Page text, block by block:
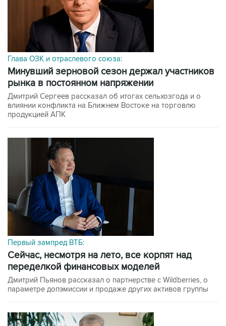
Глава ОЗК и отраслевого союза:
минувший зерновой сезон держал участников
рынка в постоянном напряжении
Дмитрий Сергеев рассказал об итогах сельхозгода и о
влиянии конфликта на Ближнем Востоке на торговлю
продукцией АПК
Первый зампред ВТБ:
сейчас, несмотря на лето, все корпят над
переделкой финансовых моделей
Дмитрий Пьянов рассказал о партнерстве с Wildberries, о
параметре допэмиссии и продаже других активов группы